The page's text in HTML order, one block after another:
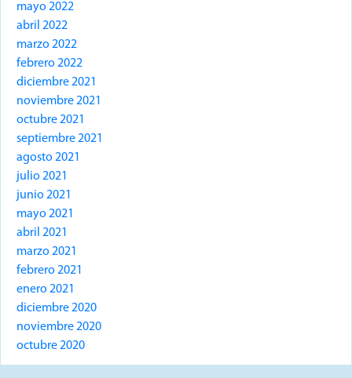
mayo 2022
abril 2022
marzo 2022
febrero 2022
diciembre 2021
noviembre 2021
octubre 2021
septiembre 2021
agosto 2021
julio 2021
junio 2021
mayo 2021
abril 2021
marzo 2021
febrero 2021
enero 2021
diciembre 2020
noviembre 2020
octubre 2020